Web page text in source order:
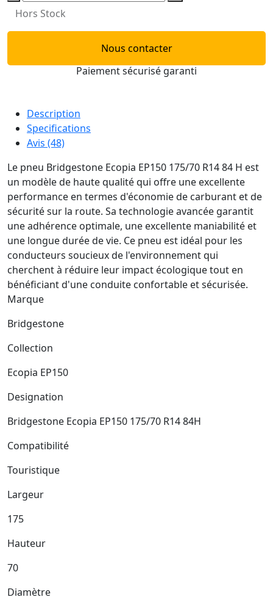
Hors Stock
Nous contacter
Paiement sécurisé garanti
Description
Specifications
Avis (48)
Le pneu Bridgestone Ecopia EP150 175/70 R14 84 H est
un modèle de haute qualité qui offre une excellente
performance en termes d'économie de carburant et de
sécurité sur la route. Sa technologie avancée garantit
une adhérence optimale, une excellente maniabilité et
une longue durée de vie. Ce pneu est idéal pour les
conducteurs soucieux de l'environnement qui
cherchent à réduire leur impact écologique tout en
bénéficiant d'une conduite confortable et sécurisée.
Marque
Bridgestone
Collection
Ecopia EP150
Designation
Bridgestone Ecopia EP150 175/70 R14 84H
Compatibilité
Touristique
Largeur
175
Hauteur
70
Diamètre